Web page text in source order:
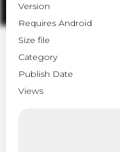
Version
Requires Android
Size file
Category
Publish Date
Views